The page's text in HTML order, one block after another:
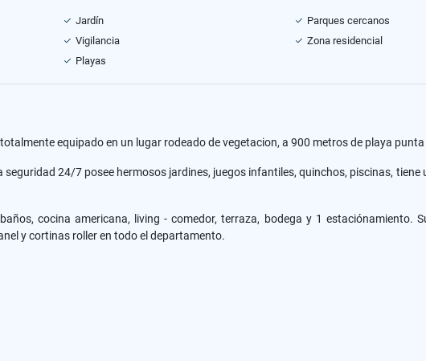
Jardín Parques cercanos
Vigilancia Zona residencial
Playas
equipado en un lugar rodeado de vegetacion, a 900 metros de playa
seguridad 24/7 posee hermosos jardines, juegos infantiles, quinchos, piscinas,
cocina americana, living - comedor, terraza, bodega y 1 estaciónamiento.
y cortinas roller en todo el departamento.